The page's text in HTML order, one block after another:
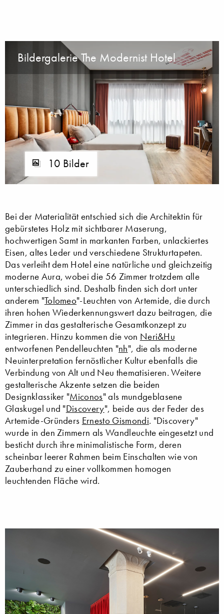
Bildergalerie The Modernist Hotel
10 Bilder
Bei der Materialität entschied sich die Architektin für
gebürstetes Holz mit sichtbarer Maserung,
hochwertigen Samt in markanten Farben, unlackiertes
Eisen, altes Leder und verschiedene Strukturtapeten.
Das verleiht dem Hotel eine natürliche und gleichzeitig
moderne Aura, wobei die 56 Zimmer trotzdem alle
unterschiedlich sind. Deshalb finden sich dort unter
anderem "Tolomeo"-Leuchten von Artemide, die durch
ihren hohen Wiederkennungswert dazu beitragen, die
Zimmer in das gestalterische Gesamtkonzept zu
integrieren. Hinzu kommen die von Neri&Hu
entworfenen Pendelleuchten "nh", die als moderne
Neuinterpretation fernöstlicher Kultur ebenfalls die
Verbindung von Alt und Neu thematisieren. Weitere
gestalterische Akzente setzen die beiden
Designklassiker "Miconos" als mundgeblasene
Glaskugel und "Discovery", beide aus der Feder des
Artemide-Gründers Ernesto Gismondi. "Discovery"
wurde in den Zimmern als Wandleuchte eingesetzt und
besticht durch ihre minimalistische Form, deren
scheinbar leerer Rahmen beim Einschalten wie von
Zauberhand zu einer vollkommen homogen
leuchtenden Fläche wird.